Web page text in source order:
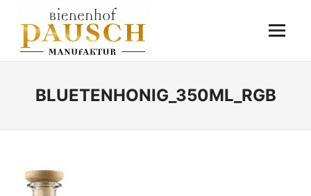
Inhalt
springen
Destillerie
Imkerei
Menü
BLUETENHONIG_350ML_RGB